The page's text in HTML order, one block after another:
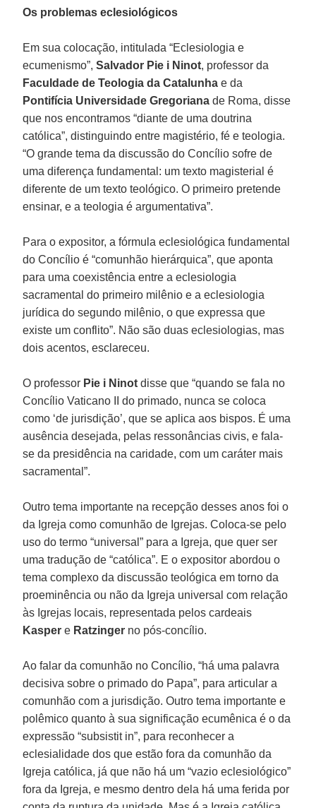
Os problemas eclesiológicos
Em sua colocação, intitulada “Eclesiologia e
ecumenismo”,Salvador Pie i Ninot, professor da
Faculdade de Teologia da Catalunha e da
Pontifícia Universidade Gregoriana de Roma, disse
que nos encontramos “diante de uma doutrina
católica”, distinguindo entre magistério, fé e teologia.
“O grande tema da discussão do Concílio sofre de
uma diferença fundamental: um texto magisterial é
diferente de um texto teológico. O primeiro pretende
ensinar, e a teologia é argumentativa”.
Para o expositor, a fórmula eclesiológica fundamental
do Concílio é “comunhão hierárquica”, que aponta
para uma coexistência entre a eclesiologia
sacramental do primeiro milênio e a eclesiologia
jurídica do segundo milênio, o que expressa que
existe um conflito”. Não são duas eclesiologias, mas
dois acentos, esclareceu.
O professor Pie i Ninot disse que “quando se fala no
Concílio Vaticano II do primado, nunca se coloca
como ‘de jurisdição’, que se aplica aos bispos. É uma
ausência desejada, pelas ressonâncias civis, e fala-
se da presidência na caridade, com um caráter mais
sacramental”.
Outro tema importante na recepção desses anos foi o
da Igreja como comunhão de Igrejas. Coloca-se pelo
uso do termo “universal” para a Igreja, que quer ser
uma tradução de “católica”. E o expositor abordou o
tema complexo da discussão teológica em torno da
proeminência ou não da Igreja universal com relação
às Igrejas locais, representada pelos cardeais
Kaspere Ratzinger no pós-concílio.
Ao falar da comunhão no Concílio, “há uma palavra
decisiva sobre o primado do Papa”, para articular a
comunhão com a jurisdição. Outro tema importante e
polêmico quanto à sua significação ecumênica é o da
expressão “subsistit in”, para reconhecer a
eclesialidade dos que estão fora da comunhão da
Igreja católica, já que não há um “vazio eclesiológico”
fora da Igreja, e mesmo dentro dela há uma ferida por